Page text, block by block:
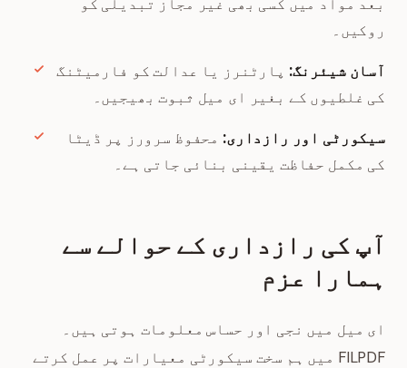
روکیں۔
آسان شیئرنگ: پارٹنرز یا عدالت کو فارمیٹنگ
کی غلطیوں کے بغیر ای میل ثبوت بھیجیں۔
سیکورٹی اور رازداری: محفوظ سرورز پر ڈیٹا
کی مکمل حفاظت یقینی بنائی جاتی ہے۔
آپ کی رازداری کے حوالے سے
ہمارا عزم
ای میل میں نجی اور حساس معلومات ہوتی ہیں۔
FILPDF میں ہم سخت سیکورٹی معیارات پر عمل کرتے